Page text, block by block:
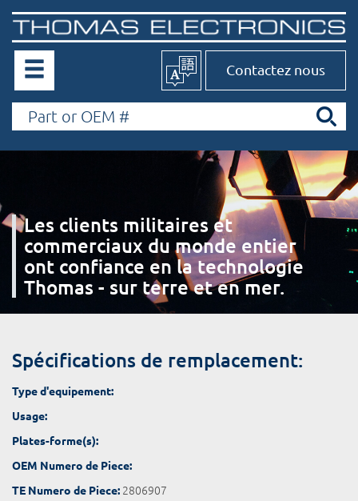
Contactez nous
Les clients militaires et
commerciaux du monde entier
ont confiance en la technologie
Thomas - sur terre et en mer.
Spécifications de remplacement:
Type d'equipement:
Usage:
Plates-forme(s):
OEM Numero de Piece:
TE Numero de Piece: 2806907